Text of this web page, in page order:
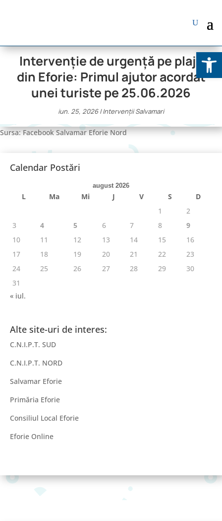
Intervenție de urgență pe plaja
din Eforie: Primul ajutor acordat
unei turiste pe 25.06.2026
iun. 25, 2026|Intervenții Salvamari
Sursa: Facebook Salvamar Eforie Nord
Calendar Postări
august 2026
L Ma Mi J V S
D
1
2
3
4 5 6 7 8
9
10
11 12 13 14 15
16
17
18 19 20 21 22
23
24
25 26 27 28 29
30
31
« iul.
Alte site-uri de interes:
C.N.I.P.T. SUD
C.N.I.P.T. NORD
Salvamar Eforie
Primăria Eforie
Consiliul Local Eforie
Eforie Online